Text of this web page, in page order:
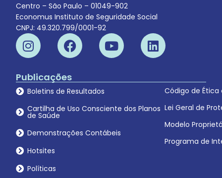
Centro – São Paulo – 01049-902
Economus Instituto de Seguridade Social
CNPJ: 49.320.799/0001-92
Publicações
Boletins de Resultados
Cartilha de Uso Consciente dos Planos
de Saúde
Demonstrações Contábeis
Hotsites
Políticas
Código de
Lei Geral de
Modelo
Programa de